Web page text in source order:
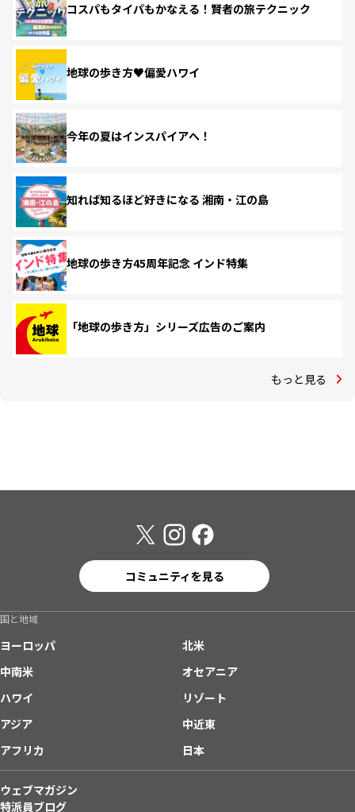
コスパもタイパもかなえる！賢者の旅テクニック
地球の歩き方♥偏愛ハワイ
今年の夏はインスパイアへ！
知れば知るほど好きになる 湘南・江の島
地球の歩き方45周年記念 インド特集
「地球の歩き方」シリーズ広告のご案内
もっと見る
コミュニティを見る
国と地域
ヨーロッパ
北米
中南米
オセアニア
ハワイ
リゾート
アジア
中近東
アフリカ
日本
ウェブマガジン
特派員ブログ